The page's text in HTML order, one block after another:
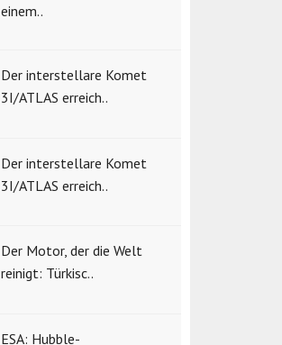
einem..
Der interstellare Komet
3I/ATLAS erreich..
Der interstellare Komet
3I/ATLAS erreich..
Der Motor, der die Welt
reinigt: Türkisc..
ESA: Hubble-